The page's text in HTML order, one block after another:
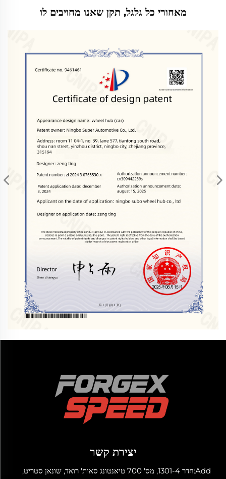
מאחורי כל גלגל, תקן שאנו מחויבים לו
יצירת קשר
Add:חדר 1301-4, מס' 700 טיאנטונג סאות' רואד, שונאן סטריט,